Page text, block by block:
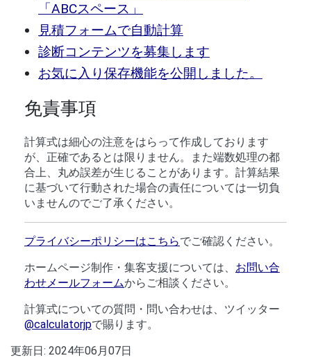
「ABCスペース」
見積フォームで自動計算
診断コンテンツを募集します
お気に入り保存機能を公開しました。
免責事項
計算式は細心の注意をはらって作成しております
が、正確であるとは限りません。また端数処理の都
合上、丸め誤差が生じることがあります。計算結果
に基づいて行動された場合の責任については一切負
いませんのでご了承ください。
プライバシーポリシーはこちらでご確認ください。
ホームページ制作・集客支援については、 お問い合
わせメールフォームからご相談ください。
計算式についての質問・問い合わせは、ツイッター
@calculatorjpで賜ります。
更新日: 2024年06月07日